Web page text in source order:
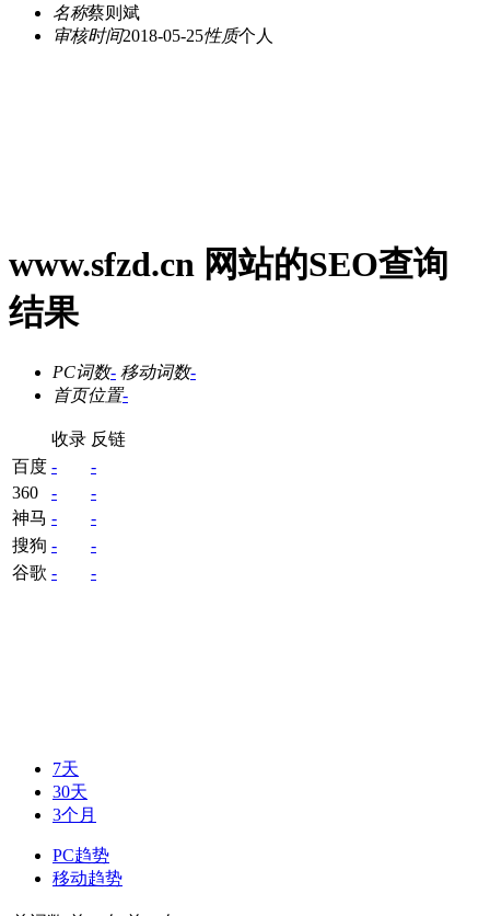
名称蔡则斌
审核时间2018-05-25性质个人
www.sfzd.cn 网站的SEO查询
结果
PC词数- 移动词数-
首页位置-
收录 反链
百度 -
-
360
-
-
神马 -
-
搜狗 -
-
谷歌 - -
7天
30天
3个月
PC趋势
移动趋势